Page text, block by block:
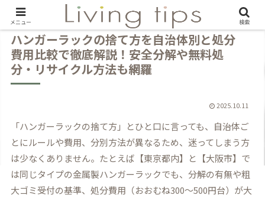
ハンガーラックの捨て方を自治体別と処分
費用比較で徹底解説！安全分解や無料処
分・リサイクル方法も網羅
2025.10.11
「ハンガーラックの捨て方」とひと口に言っても、自治体ご
とにルールや費用、分別方法が異なるため、迷ってしまう方
は少なくありません。たとえば【東京都内】と【大阪市】で
は同じタイプの金属製ハンガーラックでも、分解の有無や粗
大ゴミ受付の基準、処分費用（おおむね300～500円台）が大
メニュー 検索